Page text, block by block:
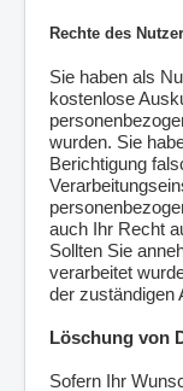
Rechte des
Sie haben als
kostenlose
wurden. Sie
Berichtigung
auch Ihr Recht
Sollten Sie
verarbeitet
der zuständigen
Löschung von
Sofern Ihr